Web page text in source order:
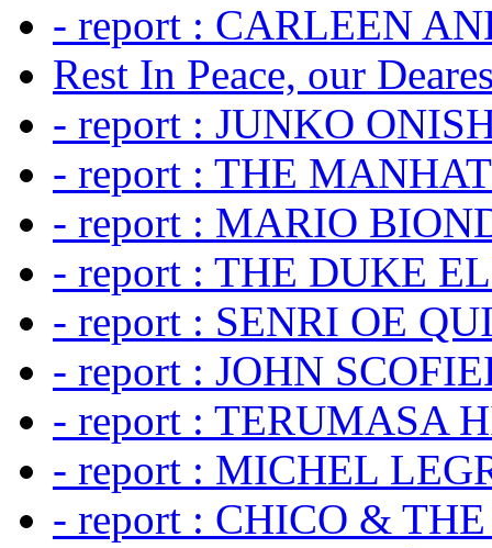
- report : CARLEEN
Rest In Peace, our
- report : JUNKO
- report : THE
- report : MARIO
- report : THE DUKE
- report : SENRI OE
- report : JOHN
- report : TERUMASA
- report : MICHEL
- report : CHICO &